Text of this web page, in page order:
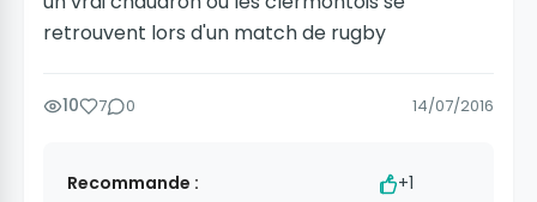
retrouvent lors d'un match de rugby
10 7 0 14/07/2016
Recommande :
+1